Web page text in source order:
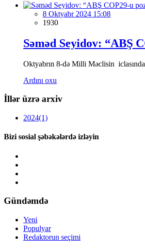
8 Oktyabr 2024 15:08
1930
Səməd Seyidov: “ABŞ
Oktyabrın 8-də Milli Məclisin
Ardını oxu
İllər üzrə arxiv
2024(1)
Bizi sosial şəbəkələrdə izləyin
Gündəmdə
Yeni
Populyar
Redaktorun seçimi